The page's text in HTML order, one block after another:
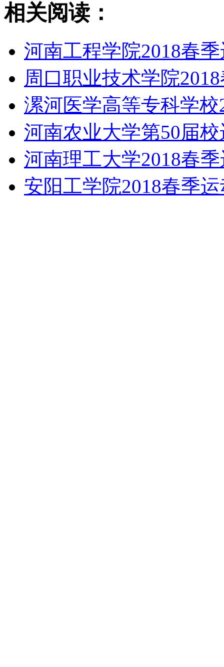
相关阅读：
河南工程学院2018春
周口职业技术学院
漯河医学高等专科学
河南农业大学第50届
河南理工大学2018春
安阳工学院2018春季